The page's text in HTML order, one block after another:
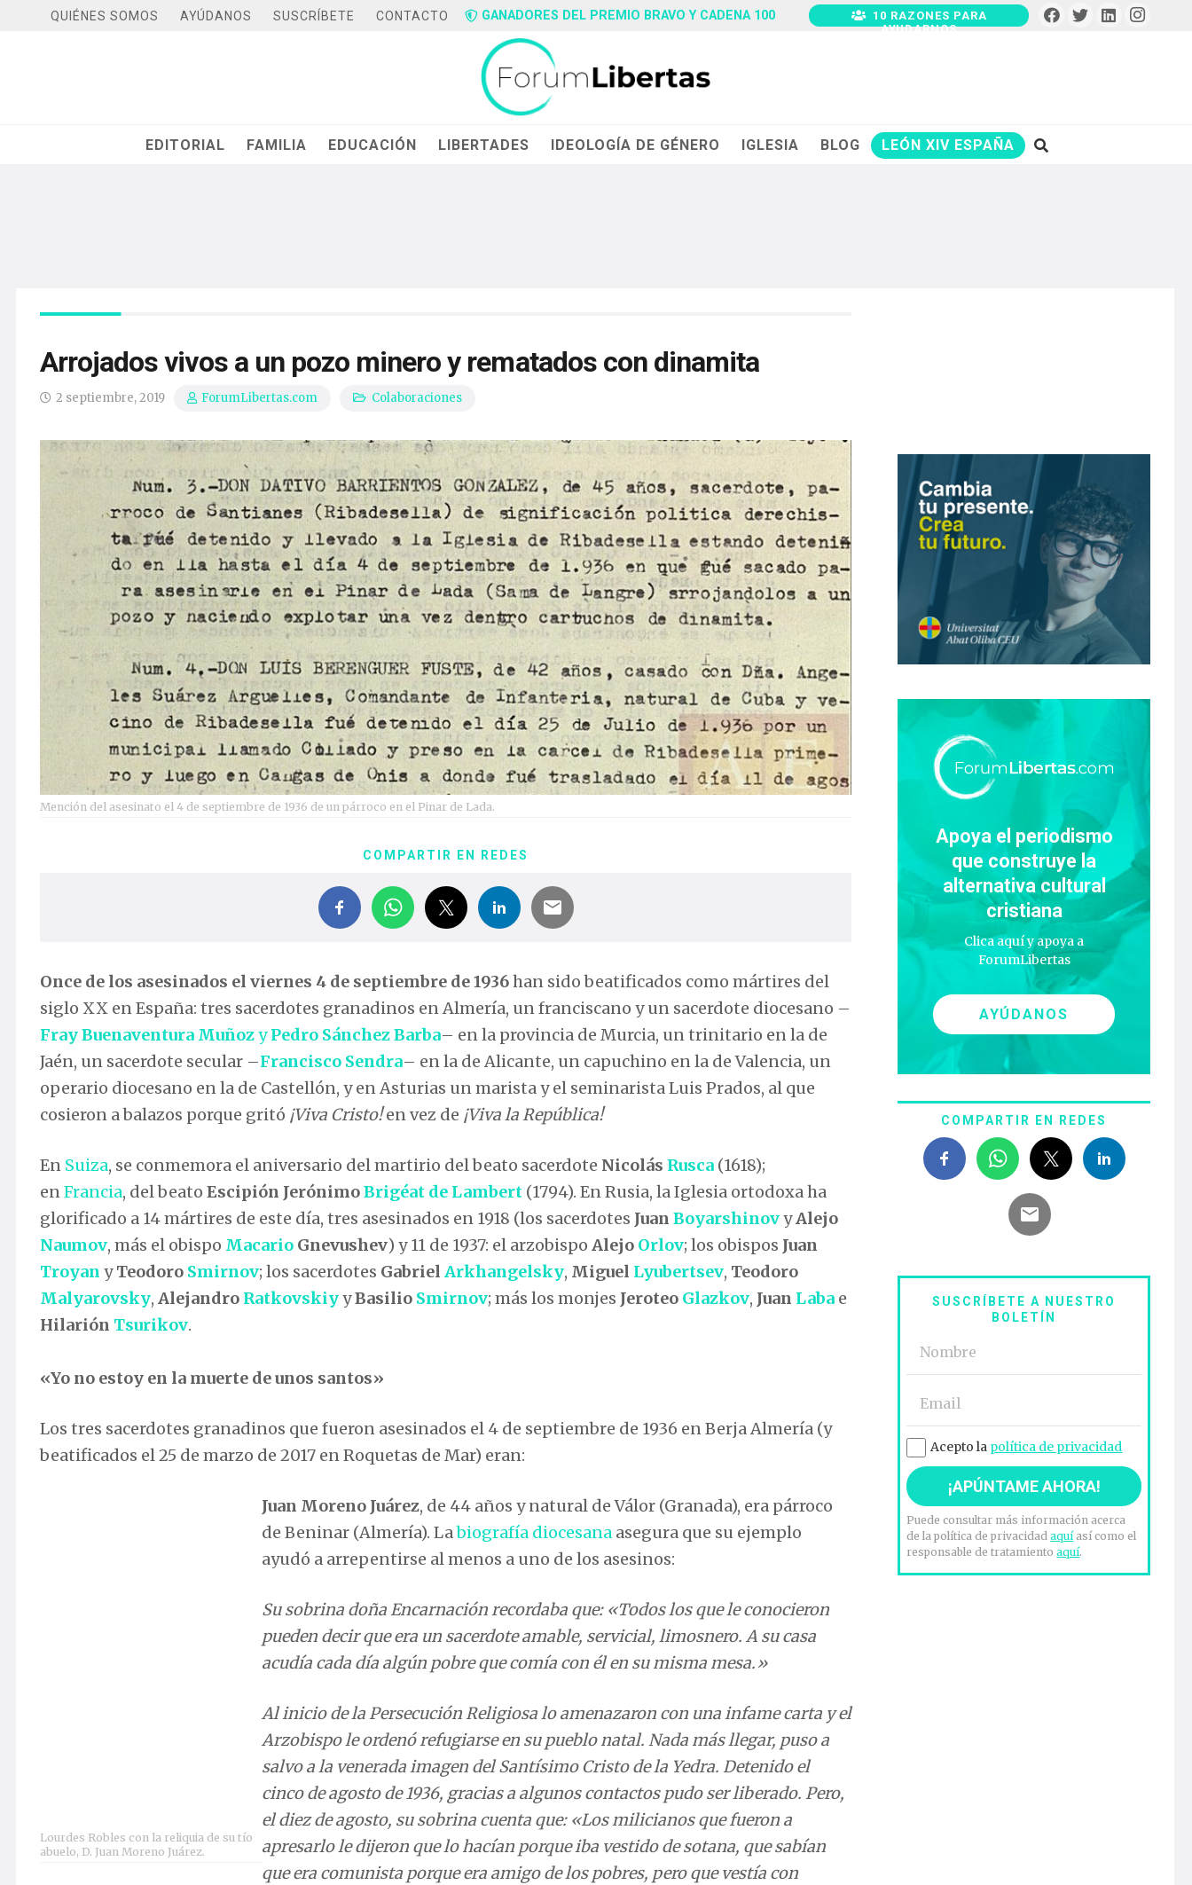
QUIÉNES SOMOS AYÚDANOS SUSCRÍBETE CONTACTO GANADORES DEL PREMIO BRAVO Y CADENA 100
10 RAZONES PARA
AYUDARNOS
EDITORIAL FAMILIA EDUCACIÓN LIBERTADES IDEOLOGÍA DE GÉNERO IGLESIA BLOG LEÓN XIV ESPAÑA
Arrojados vivos a un pozo minero y rematados con dinamita
2 septiembre, 2019 ForumLibertas.com Colaboraciones
Mención del asesinato el 4 de septiembre de 1936 de un párroco en el Pinar de Lada.
COMPARTIR EN REDES
Once de los asesinados el viernes 4 de septiembre de 1936han sido beatificados como mártires del
siglo XX en España: tres sacerdotes granadinos en Almería, un franciscano y un sacerdote diocesano –
Fray Buenaventura MuñozyPedro Sánchez Barba– en la provincia de Murcia, un trinitario en la de
Jaén, un sacerdote secular –Francisco Sendra– en la de Alicante, un capuchino en la de Valencia, un
operario diocesano en la de Castellón, y en Asturias un marista y el seminarista Luis Prados, al que
cosieron a balazos porque gritó ¡Viva Cristo!en vez de ¡Viva la República!
En Suiza, se conmemora el aniversario del martirio del beato sacerdote Nicolás Rusca (1618);
enFrancia, del beato Escipión JerónimoBrigéat de Lambert (1794). En Rusia, la Iglesia ortodoxa ha
glorificado a 14 mártires de este día, tres asesinados en 1918 (los sacerdotes Juan BoyarshinovyAlejo
Naumov, más el obispo Macario Gnevushev) y 11 de 1937: el arzobispo Alejo Orlov; los obispos Juan
Troyan yTeodoro Smirnov; los sacerdotes Gabriel Arkhangelsky, Miguel Lyubertsev, Teodoro
Malyarovsky, Alejandro RatkovskiyyBasilio Smirnov; más los monjes Jeroteo Glazkov, Juan Laba e
Hilarión Tsurikov.
«Yo no estoy en la muerte de unos santos»
Los tres sacerdotes granadinos que fueron asesinados el 4 de septiembre de 1936 en Berja Almería (y
beatificados el 25 de marzo de 2017 en Roquetas de Mar) eran:
Juan Moreno Juárez, de 44 años y natural de Válor (Granada), era párroco
de Beninar (Almería). Labiografía diocesana asegura que su ejemplo
ayudó a arrepentirse al menos a uno de los asesinos:
Su sobrina doña Encarnación recordaba que: «Todos los que le conocieron pueden decir que era un
sacerdote amable, servicial, limosnero. A su casa acudía cada día algún pobre que comía con él en su
Al inicio de la Persecución Religiosa lo amenazaron con una infame carta y el Arzobispo le ordenó
refugiarse en su pueblo natal. Nada más llegar, puso a salvo a la venerada imagen del Santísimo Cristo de
la Yedra. Detenido el cinco de agosto de 1936, gracias a algunos contactos pudo ser liberado. Pero, el diez
de agosto, su sobrina cuenta que: «Los milicianos que fueron a apresarlo le dijeron que lo hacían porque
iba vestido de sotana, que sabían que era comunista porque era amigo de los pobres, pero que vestía con
sotana. Bajamos hasta la puerta para despedirlo mi madre, mi tía y yo. Mi tío estaba muy sereno, se
despidió de nosotros diciendo: “No lloréis por mí”.»
Apoya el periodismo
que construye la
alternativa cultural
cristiana
Clica aquí y apoya a
ForumLibertas
AYÚDANOS
COMPARTIR EN REDES
SUSCRÍBETE A NUESTRO
BOLETÍN
Acepto la política de privacidad
Puede consultar más información acerca
de la política de privacidadaquíasí como el
responsable de tratamientoaquí.